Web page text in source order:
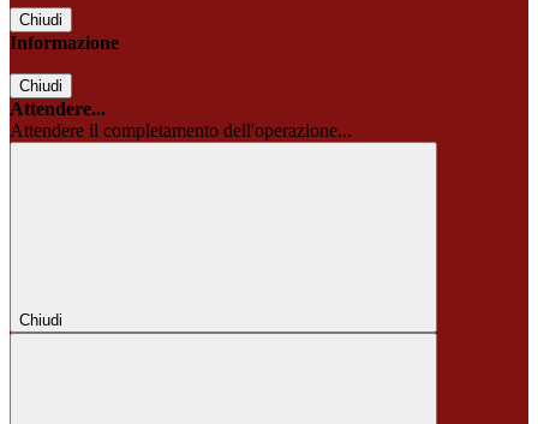
Chiudi
Informazione
Chiudi
Attendere...
Attendere il completamento dell'operazione...
Chiudi